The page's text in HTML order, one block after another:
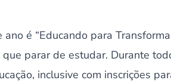
ano é “Educando para
parar de estudar. Durante
inclusive com inscrições